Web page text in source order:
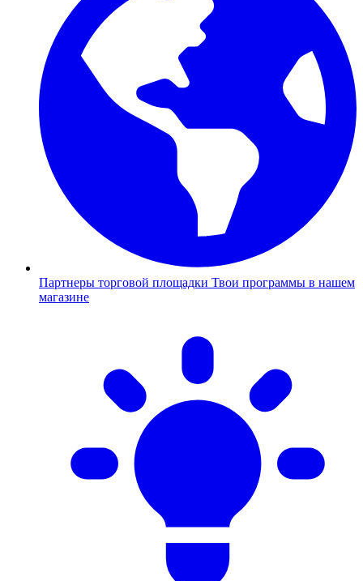
Партнеры торговой площадки Твои программы в нашем
магазине